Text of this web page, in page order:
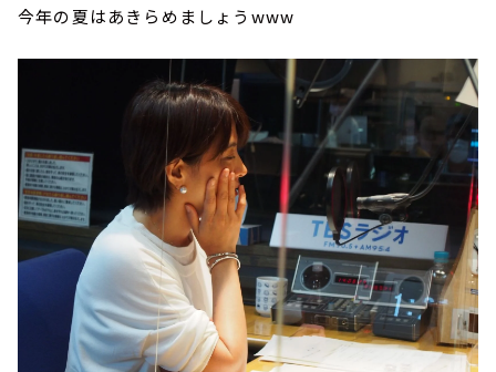
今年の夏はあきらめましょうwww